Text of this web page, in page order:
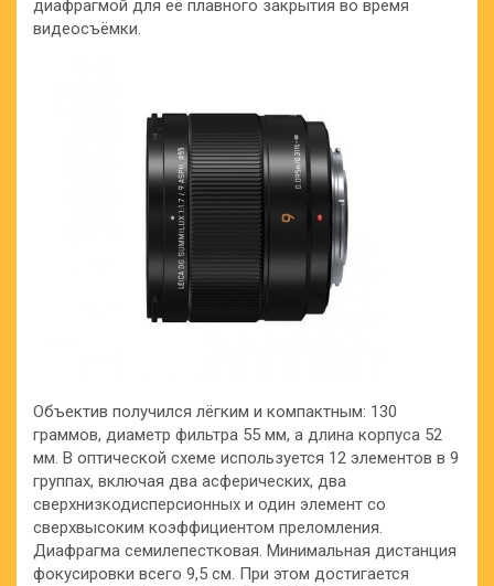
диафрагмой для её плавного закрытия во время
видеосъёмки.
Объектив получился лёгким и компактным: 130
граммов, диаметр фильтра 55 мм, а длина корпуса 52
мм. В оптической схеме используется 12 элементов в 9
группах, включая два асферических, два
сверхнизкодисперсионных и один элемент со
сверхвысоким коэффициентом преломления.
Диафрагма семилепестковая. Минимальная дистанция
фокусировки всего 9,5 см. При этом достигается